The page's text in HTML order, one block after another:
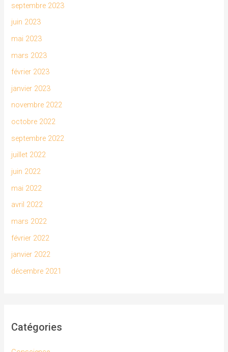
septembre 2023
juin 2023
mai 2023
mars 2023
février 2023
janvier 2023
novembre 2022
octobre 2022
septembre 2022
juillet 2022
juin 2022
mai 2022
avril 2022
mars 2022
février 2022
janvier 2022
décembre 2021
Catégories